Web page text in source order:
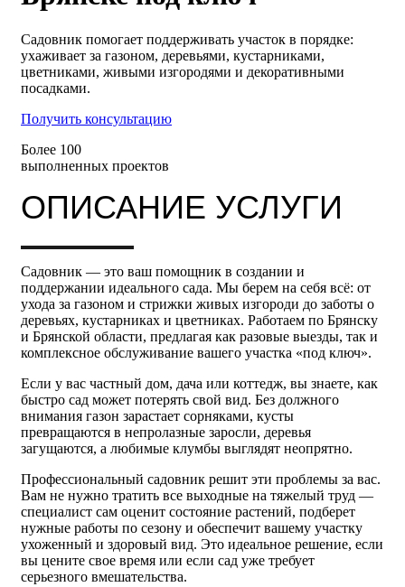
Садовник помогает поддерживать участок в порядке:
ухаживает за газоном, деревьями, кустарниками,
цветниками, живыми изгородями и декоративными
посадками.
Получить консультацию
Более 100
выполненных проектов
ОПИСАНИЕ УСЛУГИ
Садовник — это ваш помощник в создании и
поддержании идеального сада. Мы берем на себя всё: от
ухода за газоном и стрижки живых изгороди до заботы о
деревьях, кустарниках и цветниках. Работаем по Брянску
и Брянской области, предлагая как разовые выезды, так и
комплексное обслуживание вашего участка «под ключ».
Если у вас частный дом, дача или коттедж, вы знаете, как
быстро сад может потерять свой вид. Без должного
внимания газон зарастает сорняками, кусты
превращаются в непролазные заросли, деревья
загущаются, а любимые клумбы выглядят неопрятно.
Профессиональный садовник решит эти проблемы за вас.
Вам не нужно тратить все выходные на тяжелый труд —
специалист сам оценит состояние растений, подберет
нужные работы по сезону и обеспечит вашему участку
ухоженный и здоровый вид. Это идеальное решение, если
вы цените свое время или если сад уже требует
серьезного вмешательства.